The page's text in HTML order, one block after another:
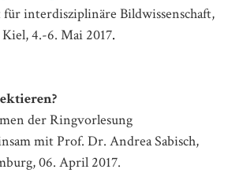
für interdisziplinäre Bildwissenschaft,
Kiel, 4.-6. Mai 2017.
der Ringvorlesung
mit Prof. Dr. Andrea Sabisch,
06. April 2017.